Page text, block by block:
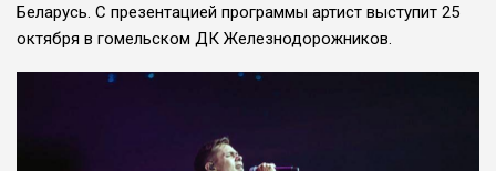
Беларусь. С презентацией программы артист выступит 25
октября в гомельском ДК Железнодорожников.